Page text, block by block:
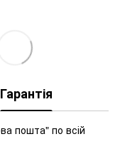
Гарантія
пошта" по всій